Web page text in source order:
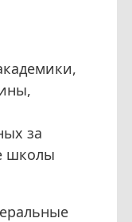
за
школы